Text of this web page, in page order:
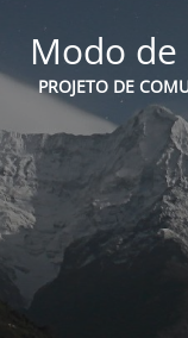
Modo
PROJETO DE